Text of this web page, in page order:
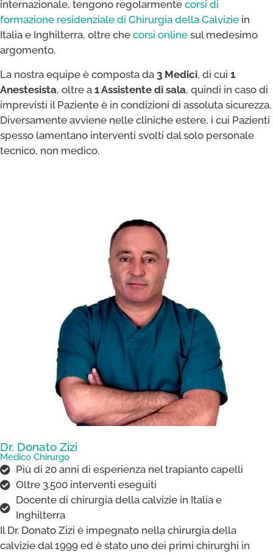
internazionale, tengono regolarmente corsi di
formazione residenziale di Chirurgia della Calvizie in
Italia e Inghilterra, oltre che corsi online sul medesimo
argomento.
La nostra equipe è composta da 3 Medici, di cui 1
Anestesista, oltre a 1 Assistente di sala, quindi in caso di
imprevisti il Paziente è in condizioni di assoluta sicurezza.
Diversamente avviene nelle cliniche estere, i cui Pazienti
spesso lamentano interventi svolti dal solo personale
tecnico, non medico.
Dr. Donato Zizi
Medico Chirurgo
Più di 20 anni di esperienza nel trapianto capelli
Oltre 3.500 interventi eseguiti
Docente di chirurgia della calvizie in Italia e
Inghilterra
Il Dr. Donato Zizi è impegnato nella chirurgia della
calvizie dal 1999 ed è stato uno dei primi chirurghi in